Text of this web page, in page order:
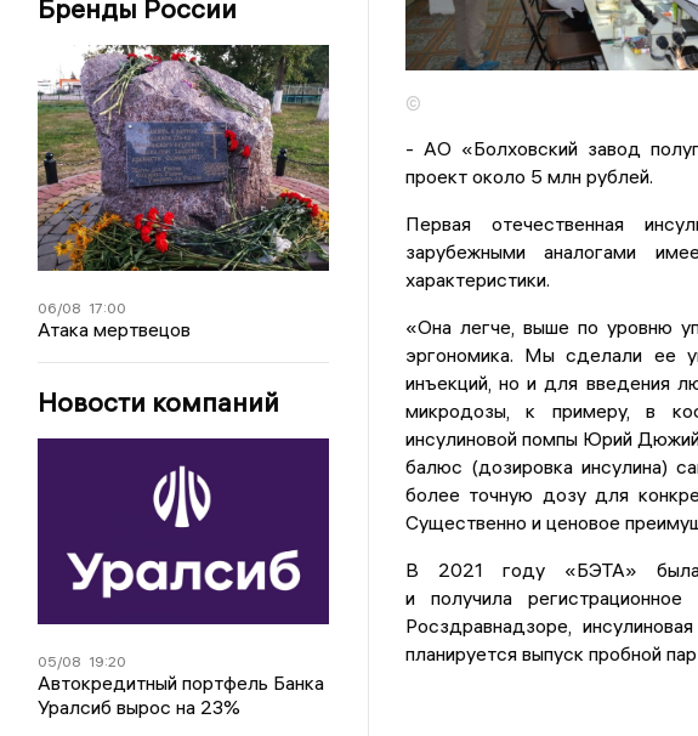
Бренды России
06/08 17:00
Атака мертвецов
Новости компаний
05/08 19:20
Автокредитный портфель Банка
Уралсиб вырос на 23%
©
- АО «Болховский завод
проект около 5 млн рублей.
Первая отечественная
зарубежными аналогами
характеристики.
«Она легче, выше по уровню
эргономика. Мы сделали ее
инъекций, но и для введения
микродозы, к примеру, в
инсулиновой помпы Юрий
балюс (дозировка инсулина)
более точную дозу для
Существенно и ценовое
В 2021 году «БЭТА» была
и получила
Росздравнадзоре,
планируется выпуск пробной